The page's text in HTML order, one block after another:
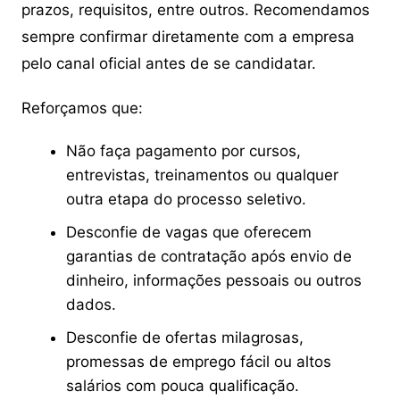
prazos, requisitos, entre outros. Recomendamos
sempre confirmar diretamente com a empresa
pelo canal oficial antes de se candidatar.
Reforçamos que:
Não faça pagamento por cursos,
entrevistas, treinamentos ou qualquer
outra etapa do processo seletivo.
Desconfie de vagas que oferecem
garantias de contratação após envio de
dinheiro, informações pessoais ou outros
dados.
Desconfie de ofertas milagrosas,
promessas de emprego fácil ou altos
salários com pouca qualificação.